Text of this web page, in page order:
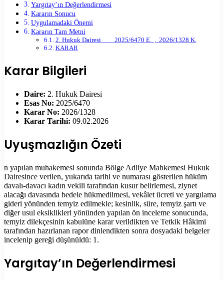
Yargıtay’ın Değerlendirmesi
Kararın Sonucu
Uygulamadaki Önemi
Kararın Tam Metni
2. Hukuk Dairesi 2025/6470 E. , 2026/1328 K.
KARAR
Karar Bilgileri
Daire: 2. Hukuk Dairesi
Esas No: 2025/6470
Karar No: 2026/1328
Karar Tarihi: 09.02.2026
Uyuşmazlığın Özeti
n yapılan muhakemesi sonunda Bölge Adliye Mahkemesi Hukuk
Dairesince verilen, yukarıda tarihi ve numarası gösterilen hüküm
davalı-davacı kadın vekili tarafından kusur belirlemesi, ziynet
alacağı davasında bedele hükmedilmesi, vekâlet ücreti ve yargılama
gideri yönünden temyiz edilmekle; kesinlik, süre, temyiz şartı ve
diğer usul eksiklikleri yönünden yapılan ön inceleme sonucunda,
temyiz dilekçesinin kabulüne karar verildikten ve Tetkik Hâkimi
tarafından hazırlanan rapor dinlendikten sonra dosyadaki belgeler
incelenip gereği düşünüldü: 1.
Yargıtay’ın Değerlendirmesi